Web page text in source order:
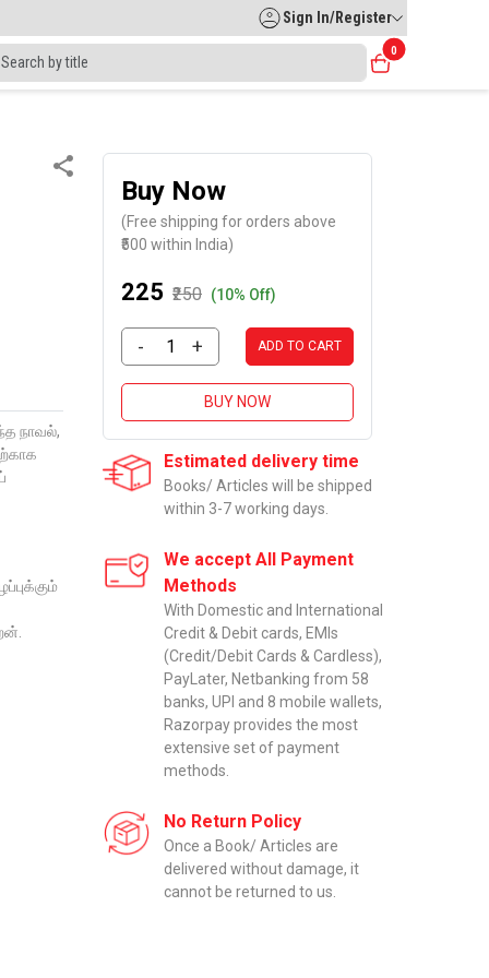
Sign In/Register
0
நாவல்,
Buy Now
(Free shipping for orders above
₹500 within India)
₹225 ₹250 (10% Off)
- + ADD TO CART
BUY NOW
Estimated delivery time
Books/ Articles will be shipped
within 3-7 working days.
We accept All Payment
Methods
With Domestic and International
Credit & Debit cards, EMIs
(Credit/Debit Cards & Cardless),
PayLater, Netbanking from 58
banks, UPI and 8 mobile wallets,
Razorpay provides the most
extensive set of payment
methods.
No Return Policy
Once a Book/ Articles are
delivered without damage, it
cannot be returned to us.